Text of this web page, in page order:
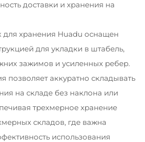
доставки и хранения на
для хранения Huadu оснащен
для укладки в штабель,
зажимов и усиленных ребер.
позволяет аккуратно складывать
на складе без наклона или
трехмерное хранение
складов, где важна
использования